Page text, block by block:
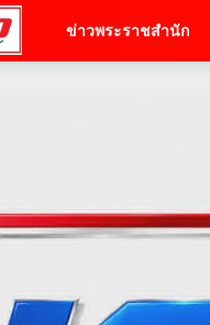
ข่าวพระราชสำนัก